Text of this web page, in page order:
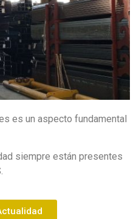
es un aspecto fundamental
siempre están presentes